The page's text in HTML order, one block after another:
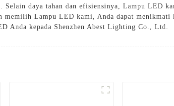
Selain daya tahan dan efisiensinya, Lampu LED
memilih Lampu LED kami, Anda dapat menikmati
Anda kepada Shenzhen Abest Lighting Co., Ltd.